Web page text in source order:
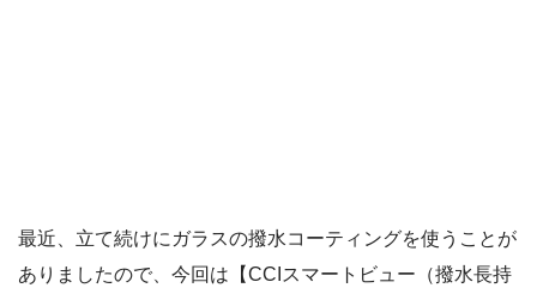
最近、立て続けにガラスの撥水コーティングを使うことが
ありましたので、今回は【CCIスマートビュー（撥水長持